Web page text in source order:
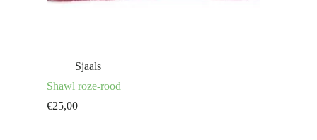
Sjaals
Shawl roze-rood
€25,00